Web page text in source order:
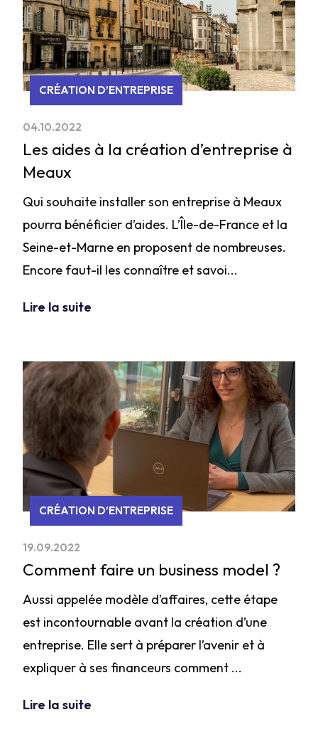
CRÉATION D’ENTREPRISE
04.10.2022
Les aides à la création d’entreprise à
Meaux
Qui souhaite installer son entreprise à Meaux
pourra bénéficier d’aides. L’Île-de-France et la
Seine-et-Marne en proposent de nombreuses.
Encore faut-il les connaître et savoi...
Lire la suite
CRÉATION D’ENTREPRISE
19.09.2022
Comment faire un business model ?
Aussi appelée modèle d’affaires, cette étape
est incontournable avant la création d’une
entreprise. Elle sert à préparer l’avenir et à
expliquer à ses financeurs comment ...
Lire la suite